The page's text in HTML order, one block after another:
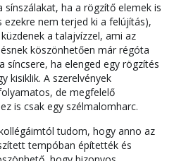
sínszálakat, ha a rögzítő elemek is
ezekre nem terjed ki a felújítás),
a talajvízzel, ami az
köszönhetően már régóta
síncsere, ha elenged egy rögzítés
kisiklik. A szerelvények
de megfelelő
is csak egy szélmalomharc.
tudom, hogy anno az
tempóban építették és